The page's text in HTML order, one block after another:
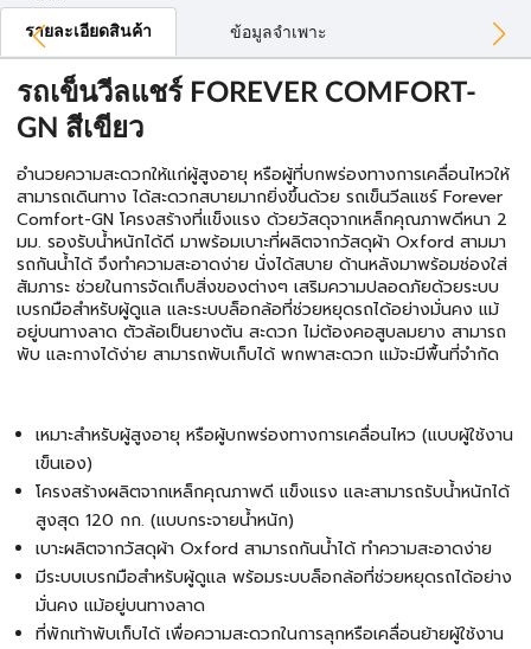
รายละเอียดสินค้า ข้อมูลจำเพาะ
รถเข็นวีลแชร์ FOREVER COMFORT-
GN สีเขียว
อำนวยความสะดวกให้แก่ผู้สูงอายุ หรือผู้ที่บกพร่องทางการเคลื่อนไหวให้
สามารถเดินทาง ได้สะดวกสบายมากยิ่งขึ้นด้วย รถเข็นวีลแชร์ Forever
Comfort-GN โครงสร้างที่เเข็งแรง ด้วยวัสดุจากเหล็กคุณภาพดีหนา 2
มม. รองรับน้ำหนักได้ดี มาพร้อมเบาะที่ผลิตจากวัสดุผ้า Oxford สามมา
รถกันน้ำได้ จึงทำความสะอาดง่าย นั่งได้สบาย ด้านหลังมาพร้อมช่องใส่
สัมภาระ ช่วยในการจัดเก็บสิ่งของต่างๆ เสริมความปลอดภัยด้วยระบบ
เบรกมือสำหรับผู้ดูแล และระบบล็อกล้อที่ช่วยหยุดรถได้อย่างมั่นคง แม้
อยู่บนทางลาด ตัวล้อเป็นยางตัน สะดวก ไม่ต้องคอสูบลมยาง สามารถ
พับ และกางได้ง่าย สามารถพับเก็บได้ พกพาสะดวก แม้จะมีพื้นที่จำกัด
เหมาะสำหรับผู้สูงอายุ หรือผู้บกพร่องทางการเคลื่อนไหว (แบบผู้ใช้งาน
เข็นเอง)
โครงสร้างผลิตจากเหล็กคุณภาพดี แข็งแรง และสามารถรับน้ำหนักได้
สูงสุด 120 กก. (แบบกระจายน้ำหนัก)
เบาะผลิตจากวัสดุผ้า Oxford สามารถกันน้ำได้ ทำความสะอาดง่าย
มีระบบเบรกมือสำหรับผู้ดูแล พร้อมระบบล็อกล้อที่ช่วยหยุดรถได้อย่าง
มั่นคง แม้อยู่บนทางลาด
ที่พักเท้าพับเก็บได้ เพื่อความสะดวกในการลุกหรือเคลื่อนย้ายผู้ใช้งาน